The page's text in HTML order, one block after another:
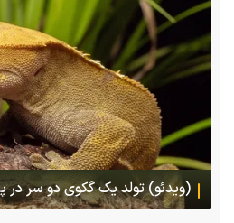
(ویدئو) تولد یک گکوی دو سر در